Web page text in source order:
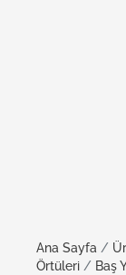
Ana Sayfa /
Örtüleri / Baş